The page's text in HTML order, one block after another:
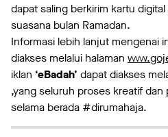
dapat saling berkirim kartu
suasana bulan Ramadan.
Informasi lebih lanjut mengenai
diakses melalui halaman
iklan ‘eBadah’ dapat diakses
,yang seluruh proses kreatif dan
selama berada #dirumahaja.